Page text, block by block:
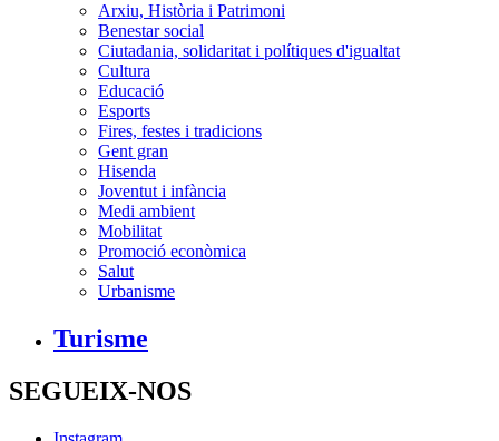
Arxiu, Història i Patrimoni
Benestar social
Ciutadania, solidaritat i polítiques d'igualtat
Cultura
Educació
Esports
Fires, festes i tradicions
Gent gran
Hisenda
Joventut i infància
Medi ambient
Mobilitat
Promoció econòmica
Salut
Urbanisme
Turisme
SEGUEIX-NOS